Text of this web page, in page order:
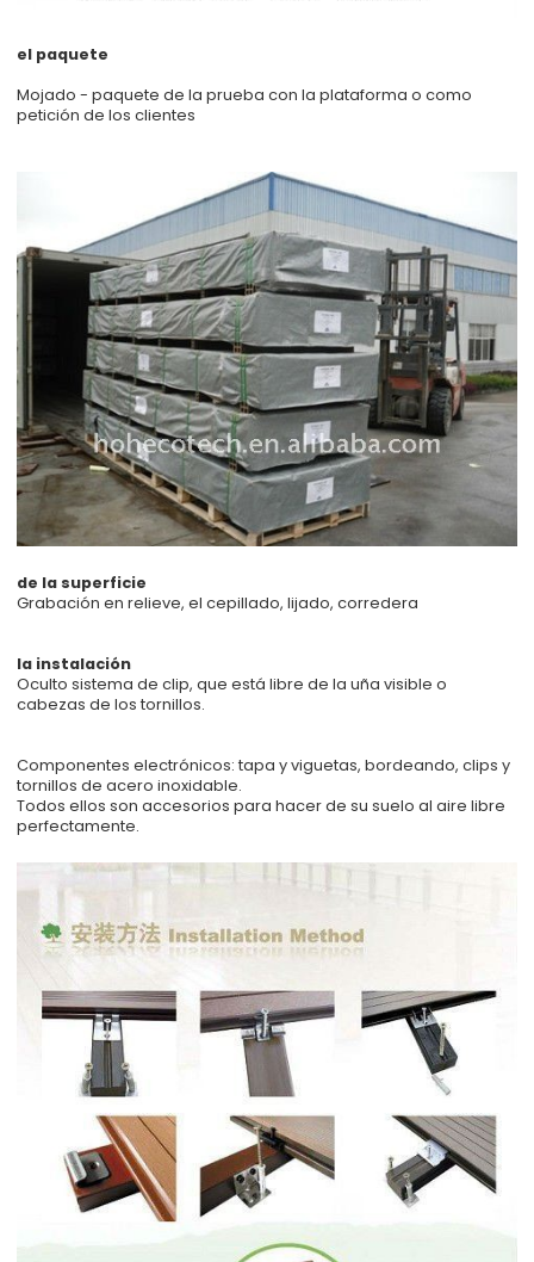
el paquete
Mojado - paquete de la prueba con la plataforma o como
petición de los clientes
de la superficie
Grabación en relieve, el cepillado, lijado, corredera
la instalación
Oculto sistema de clip, que está libre de la uña visible o
cabezas de los tornillos.
Componentes electrónicos: tapa y viguetas, bordeando, clips y
tornillos de acero inoxidable.
Todos ellos son accesorios para hacer de su suelo al aire libre
perfectamente.